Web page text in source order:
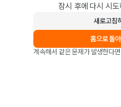
잠시 후에 다시 시
새로고침
홈으로 돌
계속해서 같은 문제가 발생한다면